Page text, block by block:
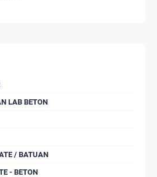
LAB BETON
/ BATUAN
- BETON